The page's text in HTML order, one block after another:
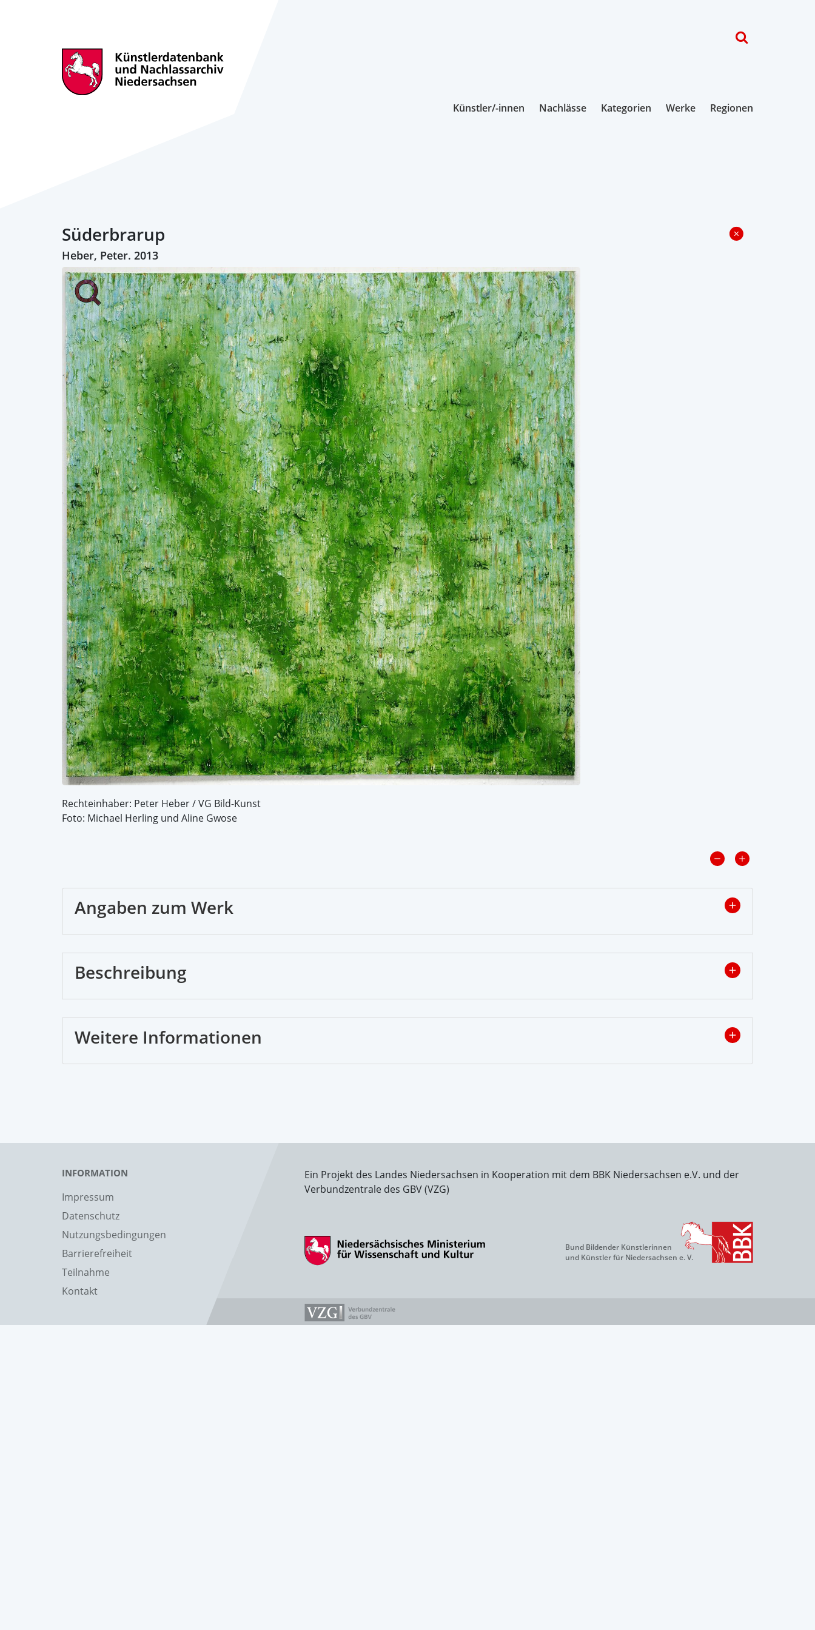
Künstler/-innen Nachlässe Kategorien Werke Regionen
Süderbrarup
Heber, Peter. 2013
Rechteinhaber: Peter Heber / VG Bild-Kunst
Foto: Michael Herling und Aline Gwose
Angaben zum Werk
Beschreibung
Weitere Informationen
INFORMATION
Impressum
Datenschutz
Nutzungsbedingungen
Barrierefreiheit
Teilnahme
Kontakt
Ein Projekt des Landes Niedersachsen in Kooperation mit dem BBK Niedersachsen e.V. und der
Verbundzentrale des GBV (VZG)
Bund Bildender Künstlerinnen
und Künstler für Niedersachsen e. V.